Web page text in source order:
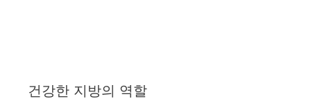
건강한 지방의 역할